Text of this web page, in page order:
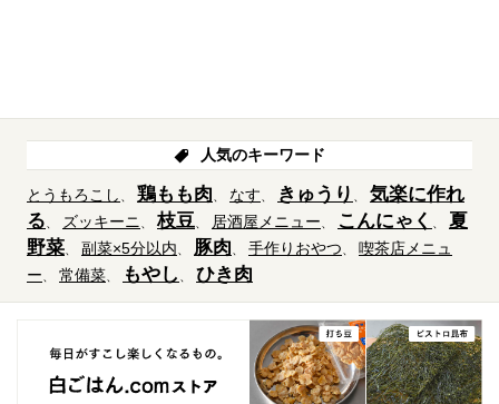
人気のキーワード
とうもろこし 鶏もも肉 なす きゅうり
気楽に作れ
る
ズッキーニ 枝豆 居酒屋メニュー こんにゃく
夏
野菜
副菜×5分以内 豚肉 手作りおやつ
喫茶店メニュ
ー
常備菜 もやし ひき肉